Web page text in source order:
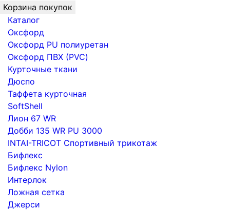
Корзина покупок
Каталог
Оксфорд
Оксфорд PU полиуретан
Оксфорд ПВХ (PVC)
Курточные ткани
Дюспо
Таффета курточная
SoftShell
Лион 67 WR
Добби 135 WR PU 3000
INTAI-TRICOT Спортивный трикотаж
Бифлекс
Бифлекс Nylon
Интерлок
Ложная сетка
Джерси